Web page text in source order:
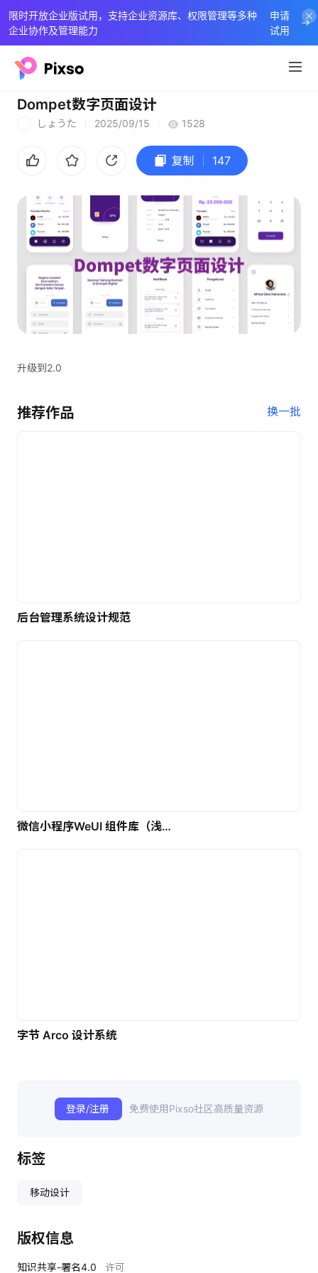
限时开放企业版试用，支持企业资源库、权限管理等多种
企业协作及管理能力
申请
试用
Dompet数字页面设计
しょうた 2025/09/15 1528
复制 147
升级到2.0
推荐作品 换一批
后台管理系统设计规范
微信小程序WeUI 组件库（浅色）| 免费UI设计素材
字节 Arco 设计系统
登录/注册 免费使用Pixso社区高质量资源
标签
移动设计
版权信息
知识共享-署名4.0 许可